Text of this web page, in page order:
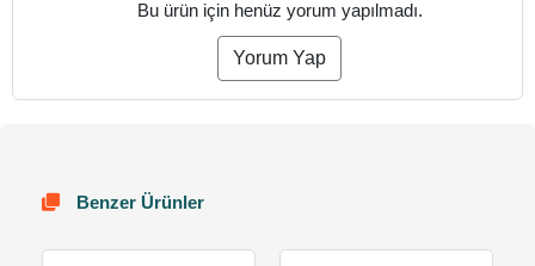
Bu ürün için henüz yorum yapılmadı.
Yorum Yap
Benzer Ürünler